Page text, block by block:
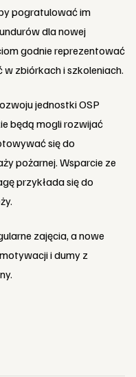
pogratulować im
dla nowej
godnie reprezentować
zbiórkach i szkoleniach.
jednostki OSP
będą mogli rozwijać
się do
pożarnej. Wsparcie ze
przykłada się do
zajęcia, a nowe
i dumy z